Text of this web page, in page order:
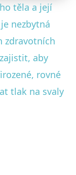
těla a její
nezbytná
zdravotních
aby
rovné
tlak na svaly